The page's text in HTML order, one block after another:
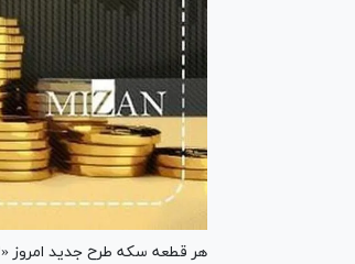
هر قطعه سکه طرح جدید امروز «۲۲ اسفند۱۴۰۳» با رقم ۷۸ میلیون و ۴۰۰ هزار تومان معامله شد.